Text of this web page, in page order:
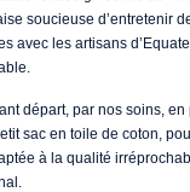
soucieuse d’entretenir
avec les artisans
départ, par nos soins,
sac en toile de coton,
à la qualité